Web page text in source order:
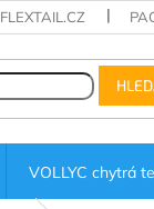
FLEXTAIL.CZ
VOLLYC chytrá